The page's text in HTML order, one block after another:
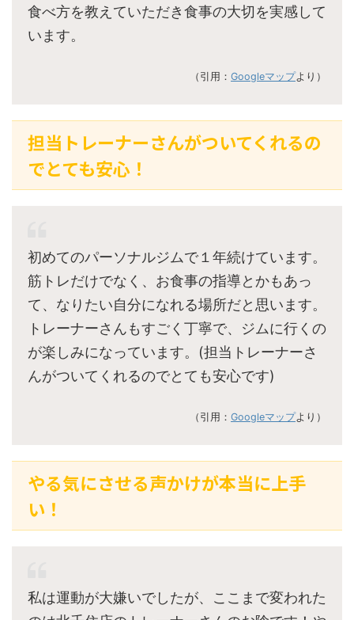
食べ方を教えていただき食事の大切を実感して
います。
（引用： Googleマップより）
担当トレーナーさんがついてくれるの
でとても安心！
初めてのパーソナルジムで１年続けています。
筋トレだけでなく、お食事の指導とかもあっ
て、なりたい自分になれる場所だと思います。
トレーナーさんもすごく丁寧で、ジムに行くの
が楽しみになっています。(担当トレーナーさ
んがついてくれるのでとても安心です)
（引用： Googleマップより）
やる気にさせる声かけが本当に上手
い！
私は運動が大嫌いでしたが、ここまで変われた